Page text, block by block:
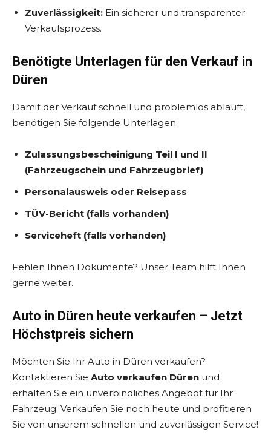
Zuverlässigkeit: Ein sicherer und transparenter
Verkaufsprozess.
Benötigte Unterlagen für den Verkauf in
Düren
Damit der Verkauf schnell und problemlos abläuft,
benötigen Sie folgende Unterlagen:
Zulassungsbescheinigung Teil I und II
(Fahrzeugschein und Fahrzeugbrief)
Personalausweis oder Reisepass
TÜV-Bericht (falls vorhanden)
Serviceheft (falls vorhanden)
Fehlen Ihnen Dokumente? Unser Team hilft Ihnen
gerne weiter.
Auto in Düren heute verkaufen – Jetzt
Höchstpreis sichern
Möchten Sie Ihr Auto in Düren verkaufen?
Kontaktieren Sie Auto verkaufen Düren und
erhalten Sie ein unverbindliches Angebot für Ihr
Fahrzeug. Verkaufen Sie noch heute und profitieren
Sie von unserem schnellen und zuverlässigen Service!